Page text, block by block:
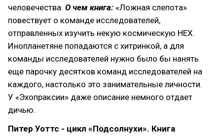
человечества. О чем книга: «Ложная слепота»
повествует о команде исследователей,
отправленных изучить некую космическую НЕХ.
Инопланетяне попадаются с хитринкой, а для
команды исследователей нужно было бы нанять
еще парочку десятков команд исследователей на
каждого, настолько это занимательные личности.
У «Эхопраксии» даже описание немного отдает
дичью.
Питер Уоттс - цикл «Подсолнухи». Книга